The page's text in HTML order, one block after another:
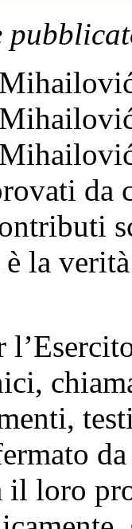
da
è la
il loro